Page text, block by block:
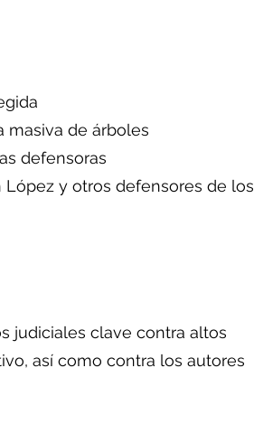
masiva de árboles
defensoras
y otros defensores de los
judiciales clave contra altos
así como contra los autores